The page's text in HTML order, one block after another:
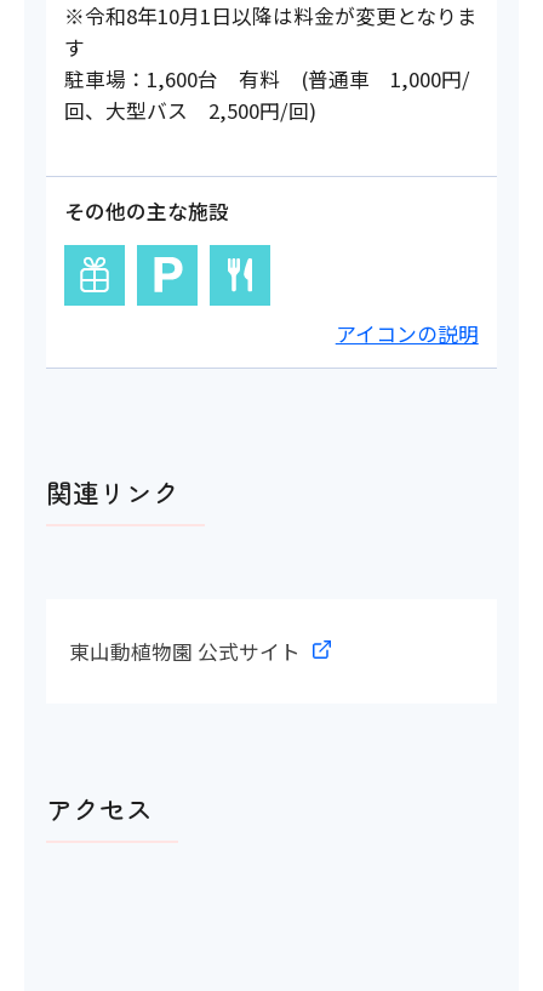
※令和8年10月1日以降は料金が変更となりま
す
駐車場：1,600台 有料 (普通車 1,000円/
回、大型バス 2,500円/回)
その他の主な施設
アイコンの説明
関連リンク
東山動植物園 公式サイト
アクセス